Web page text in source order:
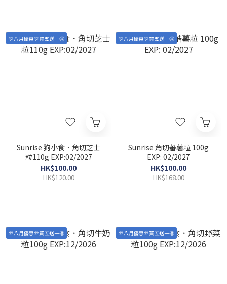
🎊八月優惠🎊買五送一🤩
Sunrise 狗小食．角切芝士
粒110g EXP:02/2027
HK$100.00
HK$120.00
🎊八月優惠🎊買五送一🤩
Sunrise 角切蕃薯粒 100g
EXP: 02/2027
HK$100.00
HK$168.00
🎊八月優惠🎊買五送一🤩 🎊八月優惠🎊買五送一🤩